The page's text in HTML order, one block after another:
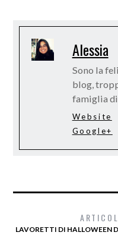
Alessia
Sono la
blog,
famiglia di
Website
Google+
LAVORETTI DI HALLOWEEN